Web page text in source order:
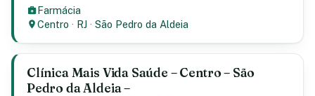
Farmácia
Centro · RJ ·São Pedro da Aldeia
Clínica Mais Vida Saúde – Centro – São
Pedro da Aldeia –